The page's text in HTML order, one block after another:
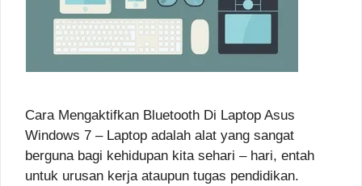
Cara Mengaktifkan Bluetooth Di Laptop Asus
Windows 7 – Laptop adalah alat yang sangat
berguna bagi kehidupan kita sehari – hari, entah
untuk urusan kerja ataupun tugas pendidikan.